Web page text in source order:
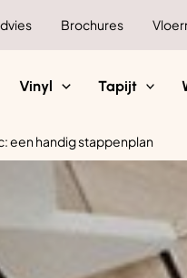
Brochures
Vinyl Tapijt
een handig stappenplan